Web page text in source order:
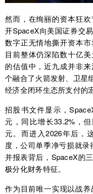
然而，在绚丽的资本狂
开SpaceX向美国证券交
数字正无情地撕开资本
目前整体仍深陷数十亿
的估值中，近九成并非
个融合了火箭发射、卫星
经济全闭环生态所支付的
招股书文件显示，
元，同比增长33.2%，
元。而进入2026年后，
度，公司单季净亏损就
并报表背后，SpaceX的
极分化财务特征。
作为目前唯一实现以战